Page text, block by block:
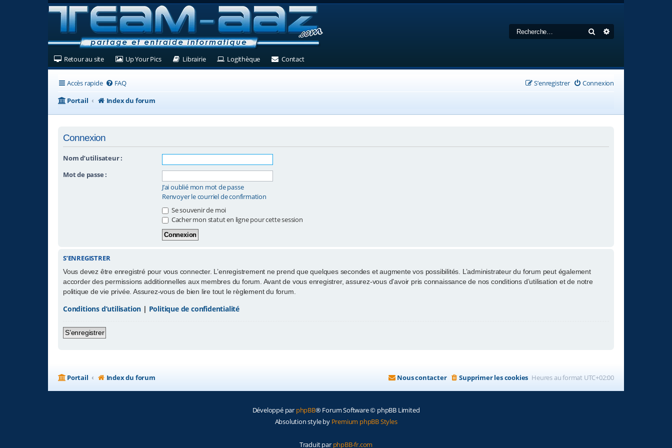
Rechercher
Retour au site(Ouvre un nouvel onglet)
Up Your Pics(Ouvre un nouvel onglet)
Librairie(Ouvre un nouvel onglet)
Logithèque(Ouvre un nouvel onglet)
Contact(Ouvre un nouvel onglet)
Accès rapide FAQ Connexion
S’enregistrer
Portail
Index du forum
Connexion
Nom d’utilisateur :
Mot de passe :
J’ai oublié mon mot de passe
Renvoyer le courriel de confirmation
Se souvenir de moi
Cacher mon statut en ligne pour cette session
S’ENREGISTRER
Vous devez être enregistré pour vous connecter. L’enregistrement ne prend que quelques secondes et augmente vos possibilités. L’administrateur du forum peut également
accorder des permissions additionnelles aux membres du forum. Avant de vous enregistrer, assurez-vous d’avoir pris connaissance de nos conditions d’utilisation et de notre
politique de vie privée. Assurez-vous de bien lire tout le règlement du forum.
Conditions d’utilisation | Politique de confidentialité
S’enregistrer
Portail Index du forum Heures au format UTC+02:00
Supprimer les cookies
Nous contacter
Développé par phpBB® Forum Software © phpBB Limited
Absolution style by Premium phpBB Styles
Traduit par phpBB-fr.com